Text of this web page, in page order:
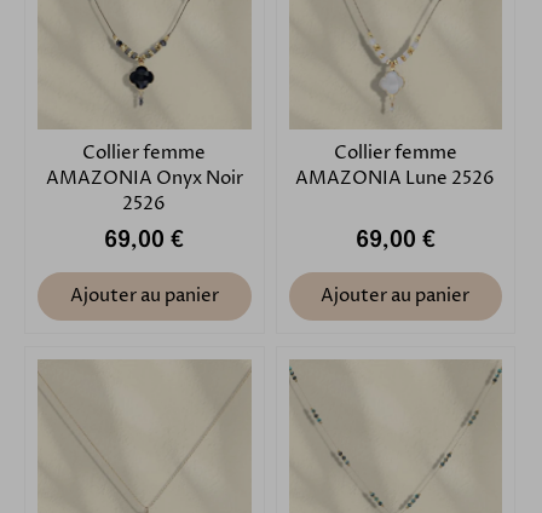
Collier femme
AMAZONIA Onyx Noir
2526
69,00 €
Ajouter au panier
Collier femme
AMAZONIA Lune 2526
69,00 €
Ajouter au panier